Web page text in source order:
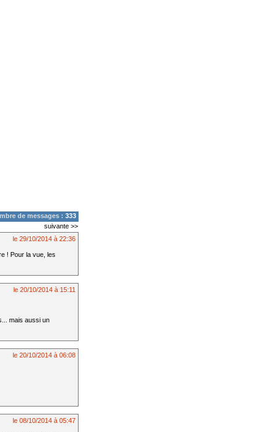
de messages : 333
suivante >>
le 29/10/2014 à 22:36
! Pour la vue, les
le 20/10/2014 à 15:11
mais aussi un
le 20/10/2014 à 06:08
le 08/10/2014 à 05:47